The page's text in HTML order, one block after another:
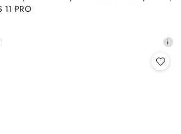
PRO